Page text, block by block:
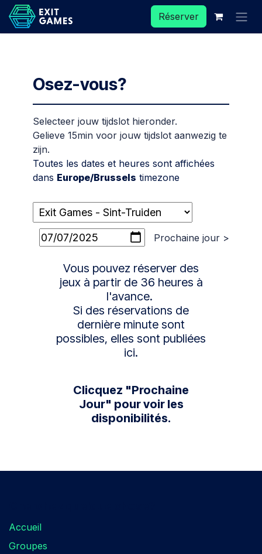
Se rendre au contenu
Réserver
Osez-vous?
Selecteer jouw tijdslot hieronder.
Gelieve 15min voor jouw tijdslot aanwezig te
zijn.
Toutes les dates et heures sont affichées
dans Europe/Brussels timezone
Prochaine jour >
Vous pouvez réserver des
jeux à partir de 36 heures à
l'avance.
Si des réservations de
dernière minute sont
possibles, elles sont publiées
ici.
Clicquez "Prochaine
Jour" pour voir les
disponibilités.
Accueil
Groupes